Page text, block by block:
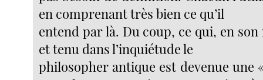
en comprenant très bien ce qu’il
entend par là. Du coup, ce qui, en
et tenu dans l’inquiétude le
philosopher antique est devenue une